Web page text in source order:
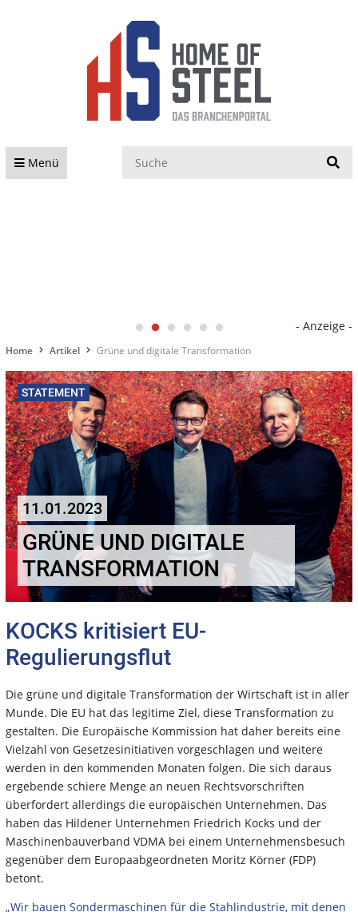
Menü
- Anzeige -
Home Artikel Grüne und digitale Transformation
STATEMENT
11.01.2023
GRÜNE UND DIGITALE
TRANSFORMATION
KOCKS kritisiert EU-
Regulierungsflut
Die grüne und digitale Transformation der Wirtschaft ist in aller
Munde. Die EU hat das legitime Ziel, diese Transformation zu
gestalten. Die Europäische Kommission hat daher bereits eine
Vielzahl von Gesetzesinitiativen vorgeschlagen und weitere
werden in den kommenden Monaten folgen. Die sich daraus
ergebende schiere Menge an neuen Rechtsvorschriften
überfordert allerdings die europäischen Unternehmen. Das
haben das Hildener Unternehmen Friedrich Kocks und der
Maschinenbauverband VDMA bei einem Unternehmensbesuch
gegenüber dem Europaabgeordneten Moritz Körner (FDP)
betont.
„Wir bauen Sondermaschinen für die Stahlindustrie, mit denen